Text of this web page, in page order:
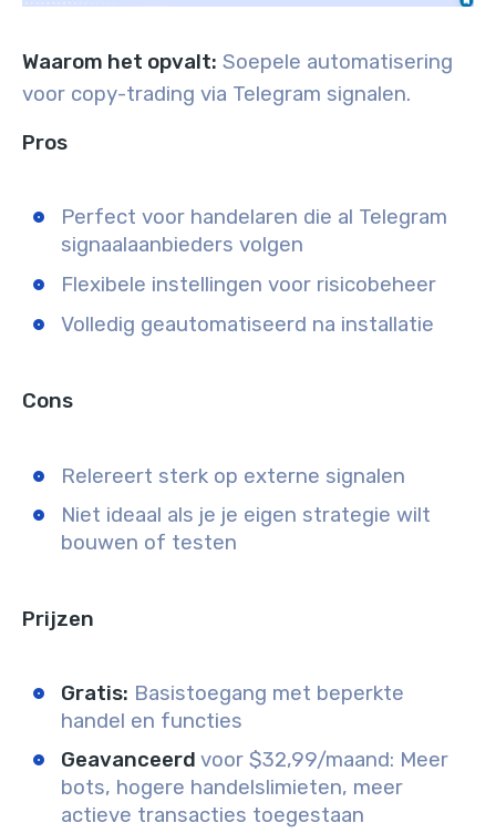
Waarom het opvalt: Soepele automatisering
voor copy-trading via Telegram signalen.
Pros
Perfect voor handelaren die al Telegram
signaalaanbieders volgen
Flexibele instellingen voor risicobeheer
Volledig geautomatiseerd na installatie
Cons
Relereert sterk op externe signalen
Niet ideaal als je je eigen strategie wilt
bouwen of testen
Prijzen
Gratis: Basistoegang met beperkte
handel en functies
Geavanceerd voor $32,99/maand: Meer
bots, hogere handelslimieten, meer
actieve transacties toegestaan